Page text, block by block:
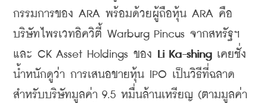
กรรมการของ ARA พร้อมด้วยผู้ถือหุ้น ARA คือ
บริษัทไพรเวทอิควิตี้ Warburg Pincus จากสหรัฐฯ
และ CK Asset Holdings ของ Li Ka-shing เคยชั่ง
น้ำหนักดูว่า การเสนอขายหุ้น IPO เป็นวิธีที่ฉลาด
สำหรับบริษัทมูลค่า 9.5 หมื่นล้านเหรียญ (ตามมูลค่า